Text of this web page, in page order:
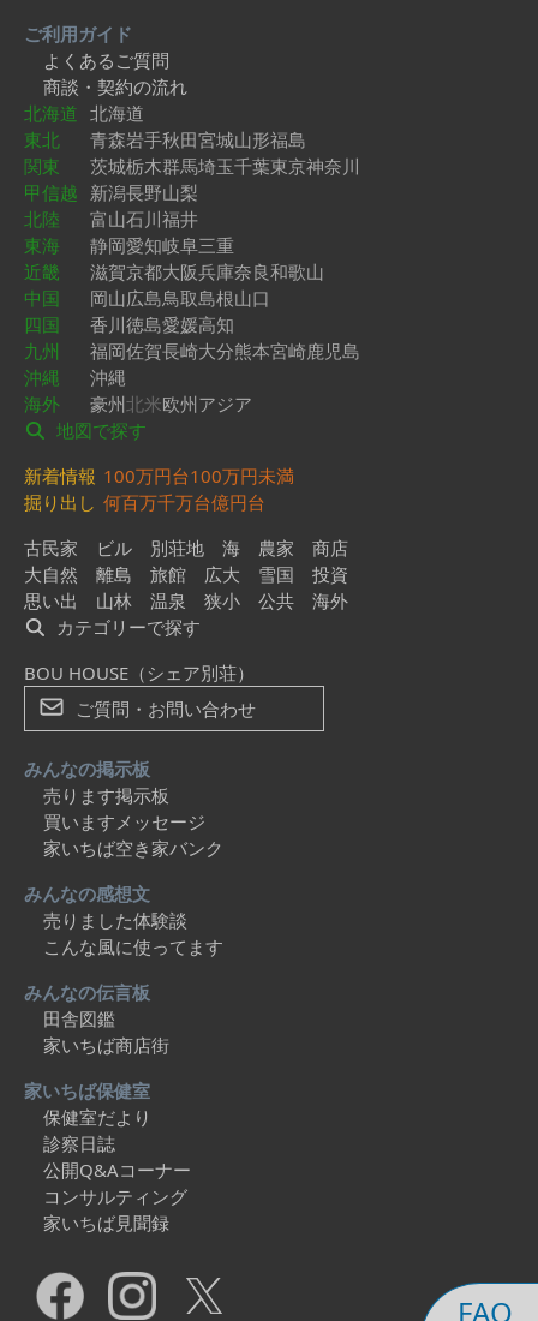
FAQ
ご利用ガイド
よくあるご質問
商談・契約の流れ
北海道 北海道
東北
青森岩手秋田宮城山形福島
関東
茨城栃木群馬埼玉千葉東京神奈川
甲信越 新潟長野山梨
北陸
富山石川福井
東海
静岡愛知岐阜三重
近畿
滋賀京都大阪兵庫奈良和歌山
中国
岡山広島鳥取島根山口
四国
香川徳島愛媛高知
九州
福岡佐賀長崎大分熊本宮崎鹿児島
沖縄
沖縄
海外
豪州北米欧州アジア
地図で探す
新着情報 100万円台100万円未満
掘り出し 何百万千万台億円台
古民家
ビル 別荘地 海 農家
商店
大自然
離島 旅館 広大 雪国
投資
思い出
山林 温泉 狭小 公共
海外
カテゴリーで探す
BOU HOUSE（シェア別荘）
ご質問・お問い合わせ
みんなの掲示板
売ります掲示板
買いますメッセージ
家いちば空き家バンク
みんなの感想文
売りました体験談
こんな風に使ってます
みんなの伝言板
田舎図鑑
家いちば商店街
家いちば保健室
保健室だより
診察日誌
公開Q&Aコーナー
コンサルティング
家いちば見聞録